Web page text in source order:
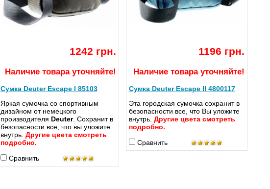
1242 грн.
Наличие товара уточняйте!
Сумка Deuter Escape I 85103
Яркая сумочка со спортивным
дизайном от немецкого
производителя Deuter. Cохранит в
безопасности все, что вы уложите
внутрь. Другие цвета смотреть
подробно.
Сравнить
1196 грн.
Наличие товара уточняйте!
Сумка Deuter Escape II 4800117
Эта городская сумочка сохранит в
безопасности все, что Вы уложите
внутрь. Другие цвета смотреть
подробно.
Сравнить